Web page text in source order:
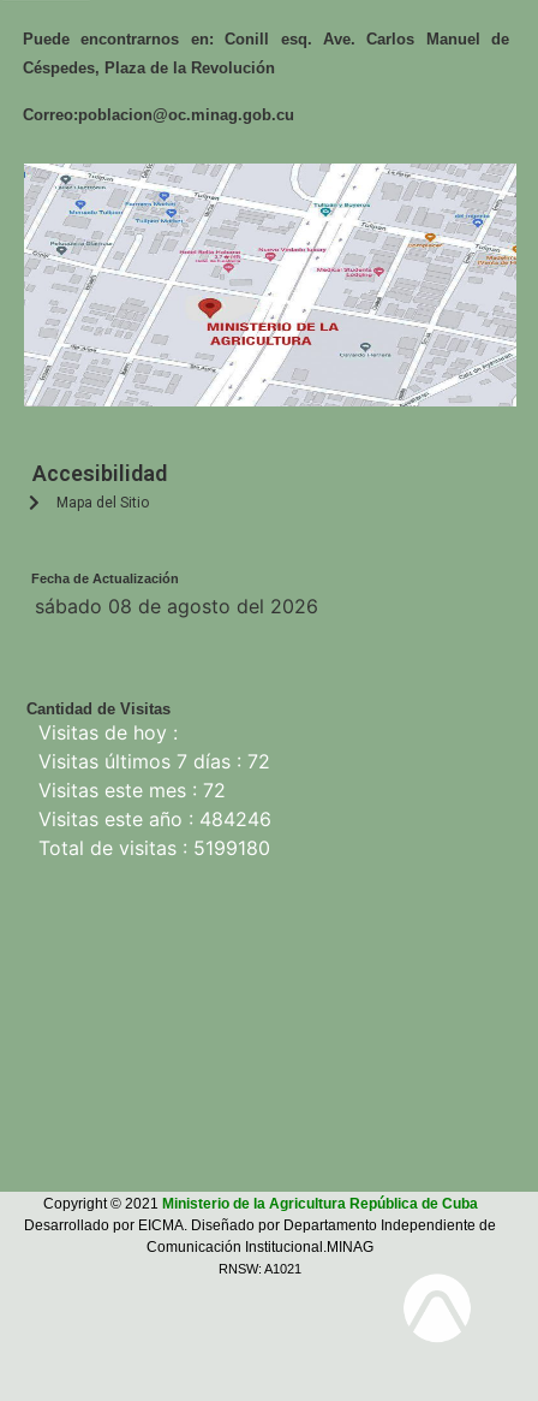
Puede encontrarnos en: Conill esq. Ave. Carlos Manuel de
Céspedes, Plaza de la Revolución
Correo:poblacion@oc.minag.gob.cu
Accesibilidad
Mapa del Sitio
Fecha de Actualización
Cantidad de Visitas
Visitas de hoy :
Visitas últimos 7 días : 72
Visitas este mes : 72
Visitas este año : 484246
Total de visitas : 5199180
sábado 08 de agosto del 2026
Copyright © 2021 Ministerio de la Agricultura República de Cuba
Desarrollado por EICMA. Diseñado por Departamento Independiente de
Comunicación Institucional.MINAG
RNSW: A1021